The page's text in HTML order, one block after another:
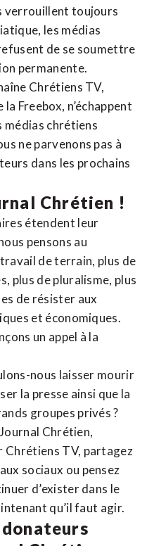
verrouillent toujours
les médias
de se soumettre
permanente.
Chrétiens TV,
Freebox, n’échappent
médias chrétiens
ne parvenons pas à
dans les prochains
Chrétien !
étendent leur
pensons au
de terrain, plus de
plus de pluralisme, plus
de résister aux
et économiques.
un appel à la
nous laisser mourir
la presse ainsi que la
groupes privés ?
Chrétien,
Chrétiens TV, partagez
sociaux ou pensez
d’exister dans le
qu’il faut agir.